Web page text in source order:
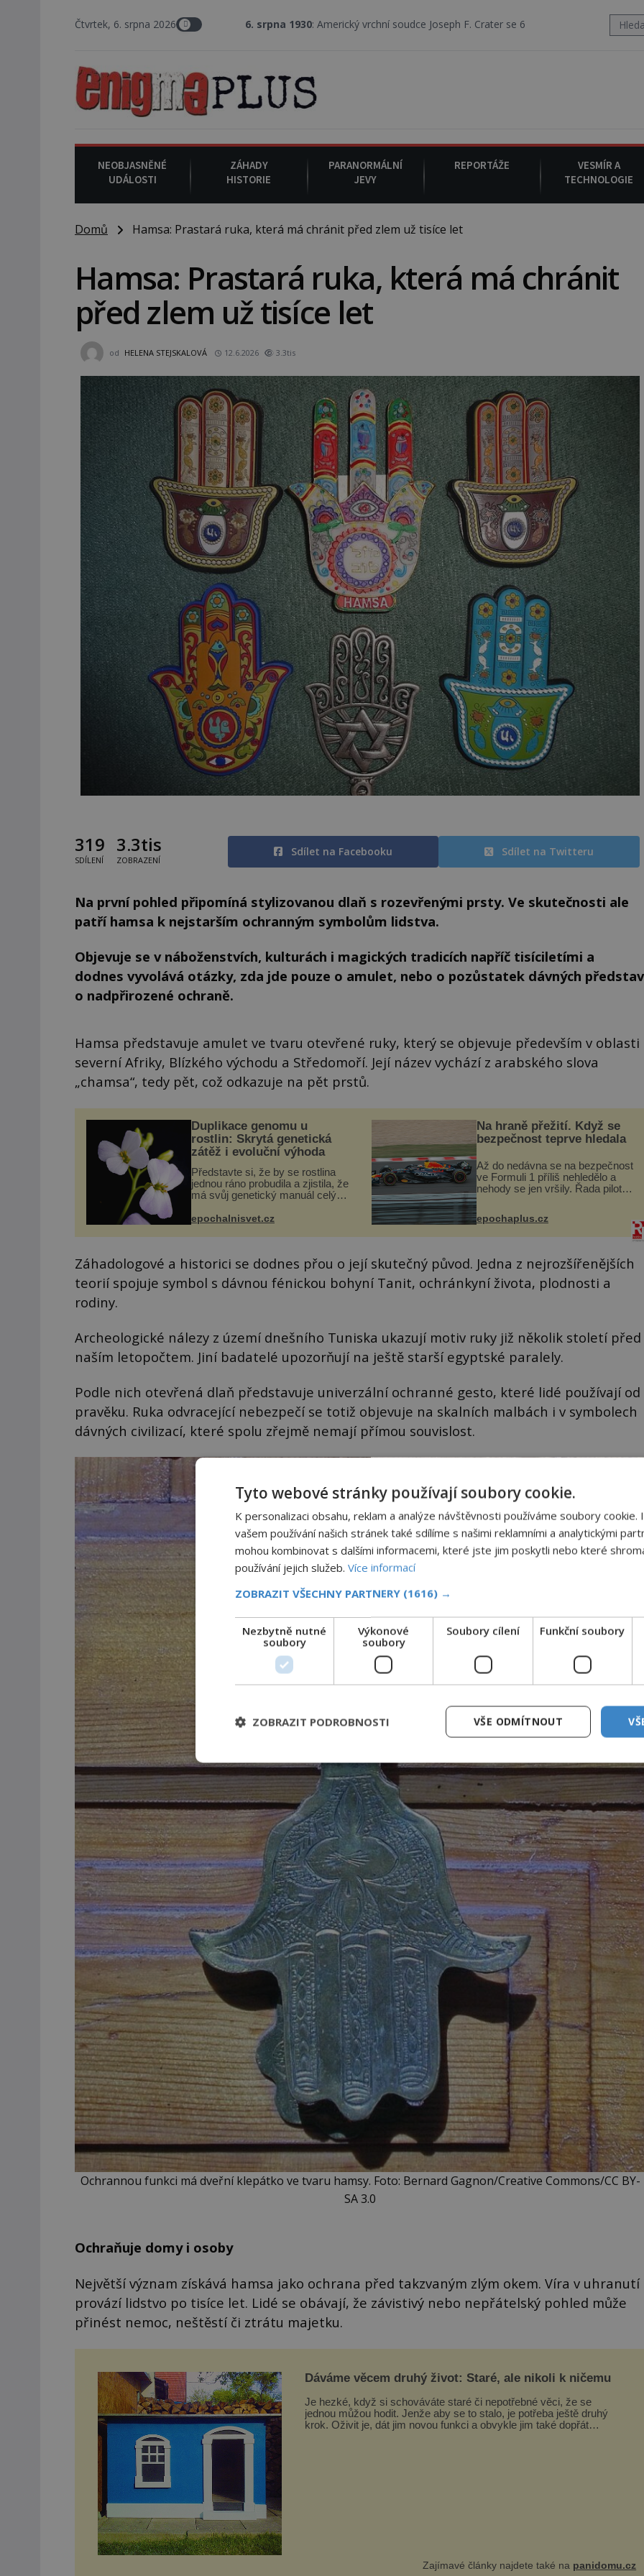
Čtvrtek, 6. srpna 20266. srpna 1930 : Americký vrchní soudce Joseph F. Crater se 6. srpna 1930 navečeří ve své oblíbené
NEOBJASNĚNÉ
UDÁLOSTI
ZÁHADY
HISTORIE
PARANORMÁLNÍ
JEVY
REPORTÁŽE
VESMÍR A
TECHNOLOGIE
Domů Hamsa: Prastará ruka, která má chránit před zlem už tisíce let
Hamsa: Prastará ruka, která má chránit
před zlem už tisíce let
od HELENA STEJSKALOVÁ 12.6.2026 3.3tis
319
SDÍLENÍ
3.3tis
ZOBRAZENÍ
Sdílet na Facebooku Sdílet na Twitteru
Na první pohled připomíná stylizovanou dlaň s rozevřenými prsty. Ve skutečnosti ale
patří hamsa k nejstarším ochranným symbolům lidstva.
Objevuje se v náboženstvích, kulturách i magických tradicích napříč tisíciletími a
dodnes vyvolává otázky, zda jde pouze o amulet, nebo o pozůstatek dávných představ
o nadpřirozené ochraně.
Hamsa představuje amulet ve tvaru otevřené ruky, který se objevuje především v oblasti
severní Afriky, Blízkého východu a Středomoří. Její název vychází z arabského slova
„chamsa“, tedy pět, což odkazuje na pět prstů.
Duplikace genomu u
rostlin: Skrytá genetická
zátěž i evoluční výhoda
Představte si, že by se rostlina
jednou ráno probudila a zjistila, že
má svůj genetický manuál celý
přírodě stane – a podle nového
vstupenka...
epochalnisvet.cz
Na hraně přežití. Když se
bezpečnost teprve hledala
Až do nedávna se na bezpečnost
ve Formuli 1 příliš nehledělo a
nehody se jen vršily. Řada pilotů
i ztrátou života. Dnes
nepochopiteln...
epochaplus.cz
Záhadologové a historici se dodnes přou o její skutečný původ. Jedna z nejrozšířenějších
teorií spojuje symbol s dávnou fénickou bohyní Tanit, ochránkyní života, plodnosti a
rodiny.
Archeologické nálezy z území dnešního Tuniska ukazují motiv ruky již několik století před
naším letopočtem. Jiní badatelé upozorňují na ještě starší egyptské paralely.
Podle nich otevřená dlaň představuje univerzální ochranné gesto, které lidé používají od
pravěku. Ruka odvracející nebezpečí se totiž objevuje na skalních malbách i v symbolech
dávných civilizací, které spolu zřejmě nemají přímou souvislost.
Ochrannou funkci má dveřní klepátko ve tvaru hamsy. Foto: Bernard Gagnon/Creative Commons/CC BY-
SA 3.0
Ochraňuje domy i osoby
Největší význam získává hamsa jako ochrana před takzvaným zlým okem. Víra v uhranutí
provází lidstvo po tisíce let. Lidé se obávají, že závistivý nebo nepřátelský pohled může
přinést nemoc, neštěstí či ztrátu majetku.
Dáváme věcem druhý život: Staré, ale nikoli k ničemu
Je hezké, když si schováváte staré či nepotřebné věci, že se
jednou můžou hodit. Jenže aby se to stalo, je potřeba ještě druhý
krok. Oživit je, dát jim novou funkci a obvykle jim také dopřát
Zajímavé články najdete také na panidomu.cz
Tyto webové stránky používají soubory cookie.
K personalizaci obsahu, reklam a analýze návštěvnosti používáme soubory cookie.
vašem používání našich stránek také sdílíme s našimi reklamními a analytickými
mohou kombinovat s dalšími informacemi, které jste jim poskytli nebo které
používání jejich služeb. Více informací
ZOBRAZIT VŠECHNY PARTNERY (1616) →
Nezbytně nutné
soubory
Výkonové
soubory
Soubory cílení Funkční soubory
VŠE ODMÍTNOUT
ZOBRAZIT PODROBNOSTI